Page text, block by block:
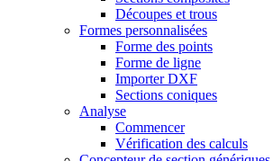
Découpes et trous
Formes personnalisées
Forme des points
Forme de ligne
Importer DXF
Sections coniques
Analyse
Commencer
Vérification des calculs